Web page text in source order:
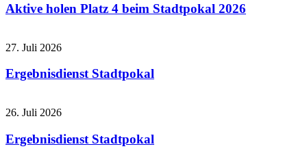
Aktive holen Platz 4 beim Stadtpokal 2026
27. Juli 2026
Ergebnisdienst Stadtpokal
26. Juli 2026
Ergebnisdienst Stadtpokal